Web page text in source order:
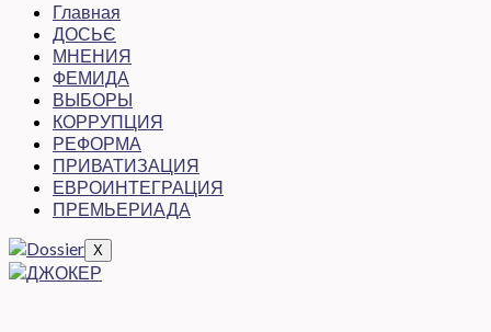
Главная
ДОСЬЄ
МНЕНИЯ
ФЕМИДА
ВЫБОРЫ
КОРРУПЦИЯ
РЕФОРМА
ПРИВАТИЗАЦИЯ
ЕВРОИНТЕГРАЦИЯ
ПРЕМЬЕРИАДА
X